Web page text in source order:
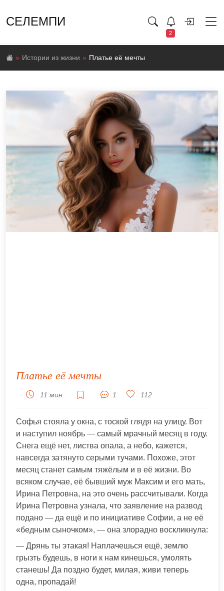
СЕЛЕМПИ
2
Истории из жизни Платье её мечты
Платье её мечты
11 мин. 1 112
Софья стояла у окна, с тоской глядя на улицу. Вот
и наступил ноябрь — самый мрачный месяц в году.
Снега ещё нет, листва опала, а небо, кажется,
навсегда затянуто серыми тучами. Похоже, этот
месяц станет самым тяжёлым и в её жизни. Во
всяком случае, её бывший муж Максим и его мать,
Ирина Петровна, на это очень рассчитывали. Когда
Ирина Петровна узнала, что заявление на развод
подано — да ещё и по инициативе Софии, а не её
«бедным сыночком», — она злорадно воскликнула:
— Дрянь ты этакая! Наплачешься ещё, землю
грызть будешь, в ноги к нам кинешься, умолять
станешь! Да поздно будет, милая, живи теперь
одна, пропадай!